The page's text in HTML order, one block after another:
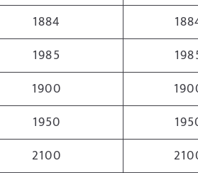
1884
1985
1900
1950
2100